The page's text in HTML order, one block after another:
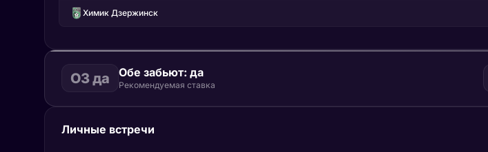
Химик Дзержинск
ОЗ да Обе забьют: да
Рекомендуемая ставка
Личные встречи